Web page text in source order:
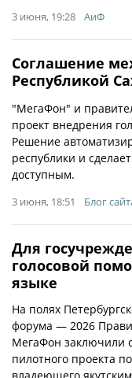
3 июня, 19:28 АиФ
Соглашение
Республикой
"МегаФон" и
проект внедрения
Решение
республики и
доступным.
3 июня, 18:51 Блог
Для
голосовой
языке
На полях
форума — 2026
МегаФон заключили
пилотного проекта